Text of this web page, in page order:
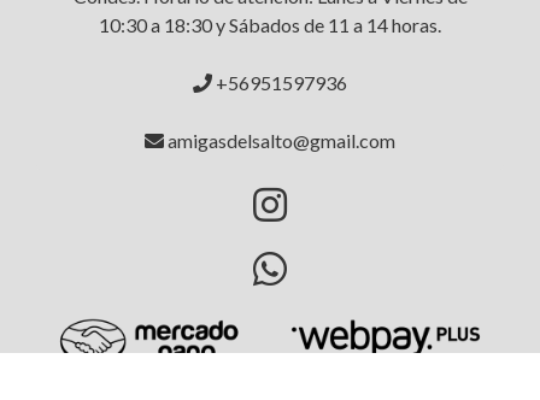
10:30 a 18:30 y Sábados de 11 a 14 horas.
+56951597936
amigasdelsalto@gmail.com